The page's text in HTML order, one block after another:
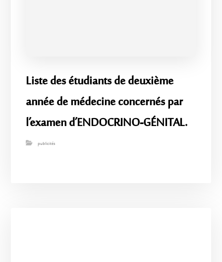
Liste des étudiants de deuxième
année de médecine concernés par
l’examen d’ENDOCRINO-GÉNITAL.
publicités